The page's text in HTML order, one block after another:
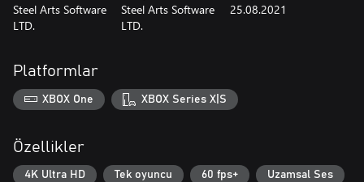
Steel Arts Software
LTD.
Steel Arts Software
LTD.
25.08.2021
Platformlar
XBOX One XBOX Series X|S
Özellikler
4K Ultra HD Tek oyuncu 60 fps+ Uzamsal Ses